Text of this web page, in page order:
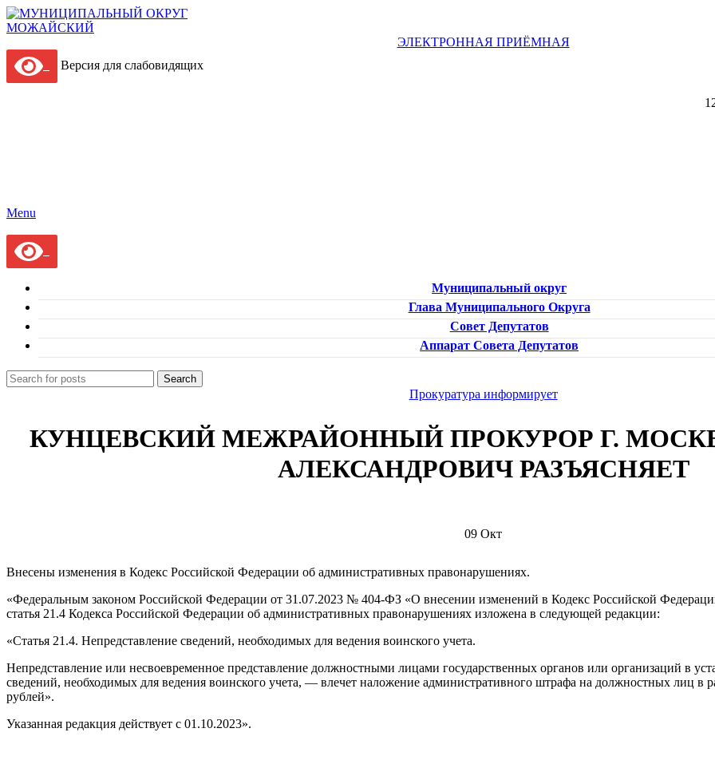
ЭЛЕКТРОННАЯ ПРИЁМНАЯ
Версия для слабовидящих
Menu
Муниципальный округ
Глава Муниципального Округа
Совет Депутатов
Аппарат Совета Депутатов
Search
Прокуратура информирует
КУНЦЕВСКИЙ МЕЖРАЙОННЫЙ ПРОКУРОР Г.
АЛЕКСАНДРОВИЧ РАЗЪЯСНЯЕТ
09Окт
Внесены изменения в Кодекс Российской Федерации об административных правонарушениях.
«Федеральным законом Российской Федерации от 31.07.2023 № 404-ФЗ «О внесении изменений в Кодекс Российской
статья 21.4 Кодекса Российской Федерации об административных правонарушениях изложена в следующей редакции:
«Статья 21.4. Непредставление сведений, необходимых для ведения воинского учета.
Непредставление или несвоевременное представление должностными лицами государственных органов или организаций в
сведений, необходимых для ведения воинского учета, — влечет наложение административного штрафа на должностных лиц в
рублей».
Указанная редакция действует с 01.10.2023».